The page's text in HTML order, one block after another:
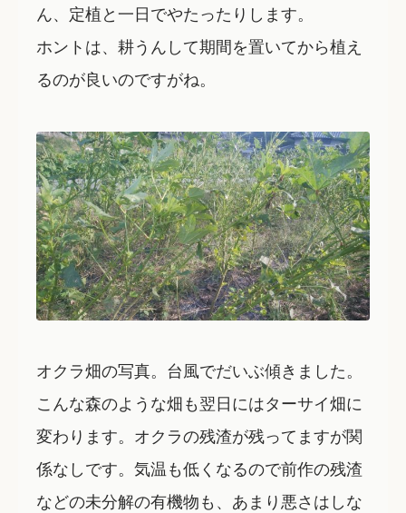
ん、定植と一日でやたったりします。
ホントは、耕うんして期間を置いてから植え
るのが良いのですがね。
オクラ畑の写真。台風でだいぶ傾きました。
こんな森のような畑も翌日にはターサイ畑に
変わります。オクラの残渣が残ってますが関
係なしです。気温も低くなるので前作の残渣
などの未分解の有機物も、あまり悪さはしな